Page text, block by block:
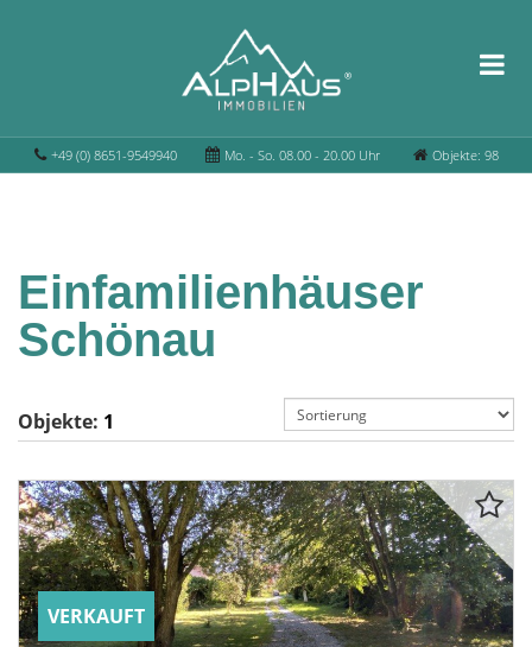
+49 (0) 8651-9549940 Mo. - So. 08.00 - 20.00 Uhr Objekte: 98
Einfamilienhäuser
Schönau
Objekte: 1
VERKAUFT